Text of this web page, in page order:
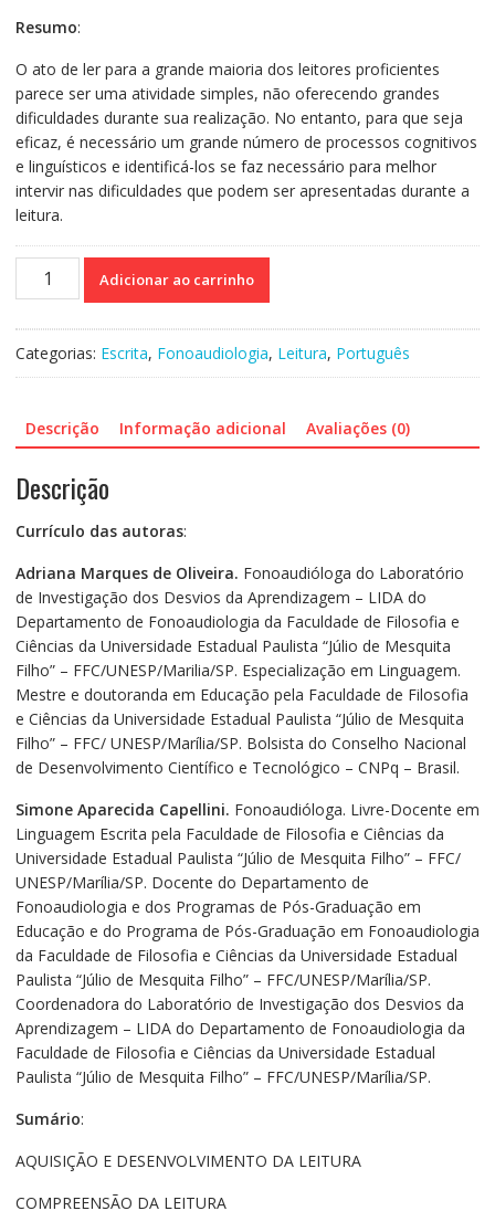
Resumo:
O ato de ler para a grande maioria dos leitores proficientes
parece ser uma atividade simples, não oferecendo grandes
dificuldades durante sua realização. No entanto, para que seja
eficaz, é necessário um grande número de processos cognitivos
e linguísticos e identificá-los se faz necessário para melhor
intervir nas dificuldades que podem ser apresentadas durante a
leitura.
Compreensão
palavras
de
avaliação
para
em
início
de
alfabetização
quantidade
Adicionar ao carrinho
Categorias: Escrita, Fonoaudiologia, Leitura, Português
Descrição Informação adicional Avaliações (0)
Descrição
Currículo das autoras:
Adriana Marques de Oliveira. Fonoaudióloga do Laboratório
de Investigação dos Desvios da Aprendizagem – LIDA do
Departamento de Fonoaudiologia da Faculdade de Filosofia e
Ciências da Universidade Estadual Paulista “Júlio de Mesquita
Filho” – FFC/UNESP/Marilia/SP. Especialização em Linguagem.
Mestre e doutoranda em Educação pela Faculdade de Filosofia
e Ciências da Universidade Estadual Paulista “Júlio de Mesquita
Filho” – FFC/ UNESP/Marília/SP. Bolsista do Conselho Nacional
de Desenvolvimento Científico e Tecnológico – CNPq – Brasil.
Simone Aparecida Capellini. Fonoaudióloga. Livre-Docente em
Linguagem Escrita pela Faculdade de Filosofia e Ciências da
Universidade Estadual Paulista “Júlio de Mesquita Filho” – FFC/
UNESP/Marília/SP. Docente do Departamento de
Fonoaudiologia e dos Programas de Pós-Graduação em
Educação e do Programa de Pós-Graduação em Fonoaudiologia
da Faculdade de Filosofia e Ciências da Universidade Estadual
Paulista “Júlio de Mesquita Filho” – FFC/UNESP/Marília/SP.
Coordenadora do Laboratório de Investigação dos Desvios da
Aprendizagem – LIDA do Departamento de Fonoaudiologia da
Faculdade de Filosofia e Ciências da Universidade Estadual
Paulista “Júlio de Mesquita Filho” – FFC/UNESP/Marília/SP.
Sumário:
AQUISIÇÃO E DESENVOLVIMENTO DA LEITURA
COMPREENSÃO DA LEITURA